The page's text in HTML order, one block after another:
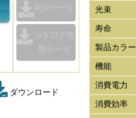
POPデータ
カタログ使
用データ
ダウンロード
光束
寿命
製品カラー
機能
消費電力
消費効率